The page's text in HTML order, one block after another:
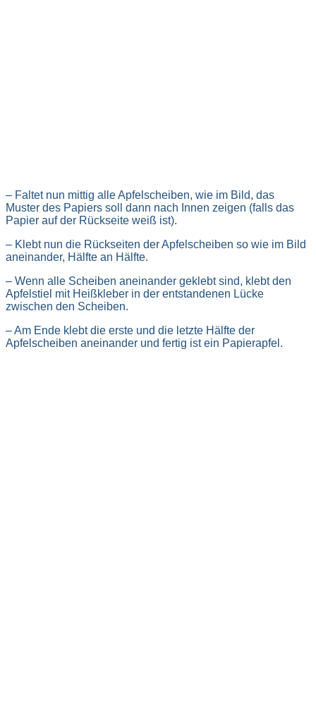
– Faltet nun mittig alle Apfelscheiben, wie im Bild, das
Muster des Papiers soll dann nach Innen zeigen (falls das
Papier auf der Rückseite weiß ist).
– Klebt nun die Rückseiten der Apfelscheiben so wie im Bild
aneinander, Hälfte an Hälfte.
– Wenn alle Scheiben aneinander geklebt sind, klebt den
Apfelstiel mit Heißkleber in der entstandenen Lücke
zwischen den Scheiben.
– Am Ende klebt die erste und die letzte Hälfte der
Apfelscheiben aneinander und fertig ist ein Papierapfel.